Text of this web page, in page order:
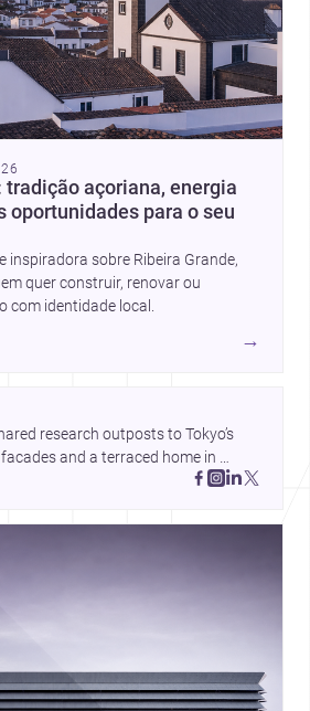
tradição açoriana, energia
oportunidades para o seu
inspiradora sobre Ribeira Grande,
quer construir, renovar ou
com identidade local.
→
research outposts to Tokyo’s
and a terraced home in
show how architecture adapts to